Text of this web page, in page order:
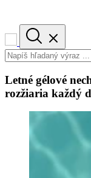
Letné gélové
rozžiaria každý